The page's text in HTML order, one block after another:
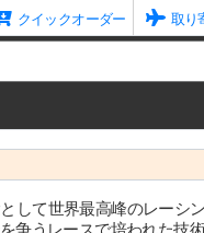
クイックオーダー 取り
して世界最高峰のレー